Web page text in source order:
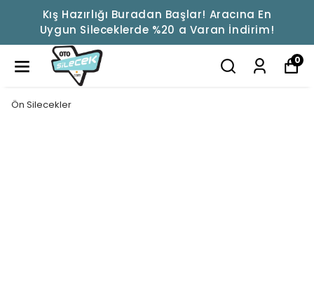
Kış Hazırlığı Buradan Başlar! Aracına En
Uygun Sileceklerde %20 a Varan İndirim!
0
Ön Silecekler